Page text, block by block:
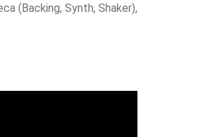
(Backing, Synth, Shaker),